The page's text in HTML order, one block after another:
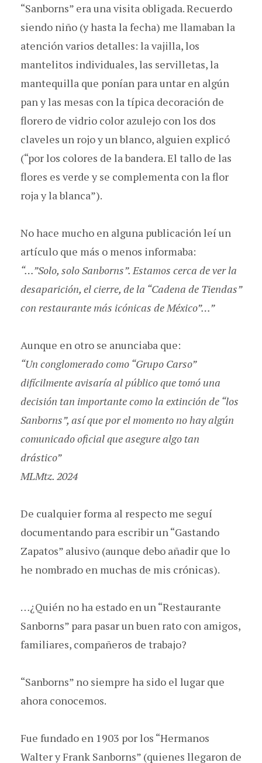
“Sanborns” era una visita obligada. Recuerdo
siendo niño (y hasta la fecha) me llamaban la
atención varios detalles: la vajilla, los
mantelitos individuales, las servilletas, la
mantequilla que ponían para untar en algún
pan y las mesas con la típica decoración de
florero de vidrio color azulejo con los dos
claveles un rojo y un blanco, alguien explicó
(“por los colores de la bandera. El tallo de las
flores es verde y se complementa con la flor
roja y la blanca”).
No hace mucho en alguna publicación leí un
artículo que más o menos informaba:
“…”Solo, solo Sanborns”. Estamos cerca de ver la
desaparición, el cierre, de la “Cadena de Tiendas”
con restaurante más icónicas de México”…”
Aunque en otro se anunciaba que:
“Un conglomerado como “Grupo Carso”
difícilmente avisaría al público que tomó una
decisión tan importante como la extinción de “los
Sanborns”, así que por el momento no hay algún
comunicado oficial que asegure algo tan
drástico”
MLMtz. 2024
De cualquier forma al respecto me seguí
documentando para escribir un “Gastando
Zapatos” alusivo (aunque debo añadir que lo
he nombrado en muchas de mis crónicas).
…¿Quién no ha estado en un “Restaurante
Sanborns” para pasar un buen rato con amigos,
familiares, compañeros de trabajo?
“Sanborns” no siempre ha sido el lugar que
ahora conocemos.
Fue fundado en 1903 por los “Hermanos
Walter y Frank Sanborns” (quienes llegaron de